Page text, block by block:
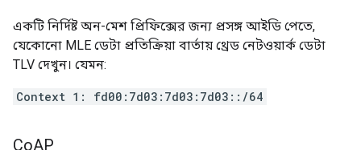
একটি নির্দিষ্ট অন-মেশ প্রিফিক্সের জন্য প্রসঙ্গ আইডি পেতে,
যেকোনো MLE ডেটা প্রতিক্রিয়া বার্তায় থ্রেড নেটওয়ার্ক ডেটা
TLV দেখুন। যেমন:
Context 1: fd00:7d03:7d03:7d03::/64
CoAP